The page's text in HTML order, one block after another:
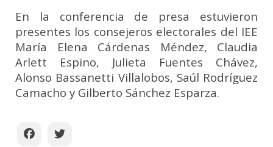
En la conferencia de presa estuvieron
presentes los consejeros electorales del IEE
María Elena Cárdenas Méndez, Claudia
Arlett Espino, Julieta Fuentes Chávez,
Alonso Bassanetti Villalobos, Saúl Rodríguez
Camacho y Gilberto Sánchez Esparza.